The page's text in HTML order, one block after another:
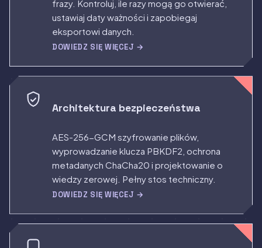
frazy. Kontroluj, ile razy mogą go otwierać,
ustawiaj daty ważności i zapobiegaj
eksportowi danych.
DOWIEDZ SIĘ WIĘCEJ →
Architektura bezpieczeństwa
AES-256-GCM szyfrowanie plików,
wyprowadzanie klucza PBKDF2, ochrona
metadanych ChaCha20 i projektowanie o
wiedzy zerowej. Pełny stos techniczny.
DOWIEDZ SIĘ WIĘCEJ →